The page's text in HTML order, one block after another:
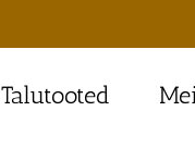
Talutooted